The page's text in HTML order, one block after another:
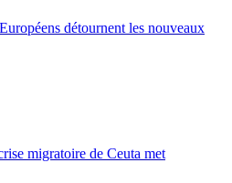
détournent les nouveaux
migratoire de Ceuta met